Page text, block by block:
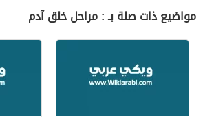
مواضيع ذات صلة بـ : مراحل خلق آدم